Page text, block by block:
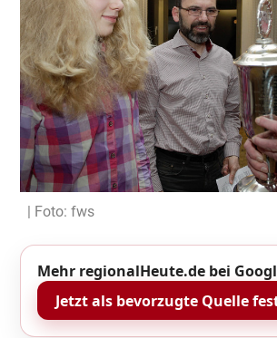
| Foto: fws
Mehr regionalHeute.de bei
Jetzt als bevorzugte Quelle